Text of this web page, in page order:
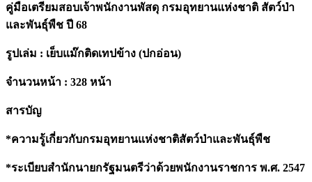
สัตว์
ป่า
และ
พืช
68
คู่มือเตรียมสอบเจ้าพนักงานพัสดุ กรมอุทยานแห่งชาติ สัตว์ป่า
และพันธุ์พืช ปี 68
รูปเล่ม : เย็บแม๊กติดเทปข้าง (ปกอ่อน)
จำนวนหน้า : 328 หน้า
สารบัญ
*ความรู้เกี่ยวกับกรมอุทยานแห่งชาติสัตว์ป่าและพันธุ์พืช
*ระเบียบสำนักนายกรัฐมนตรีว่าด้วยพนักงานราชการ พ.ศ. 2547